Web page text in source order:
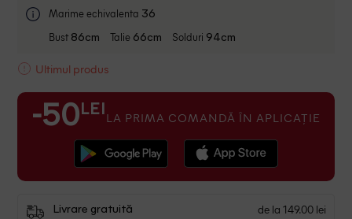
Marime echivalenta 36
Bust 86cm Talie 66cm Solduri 94cm
Ultimul produs
-50 LEI LA PRIMA COMANDĂ ÎN APLICAȚIE
Livrare gratuită de la 149.00 lei